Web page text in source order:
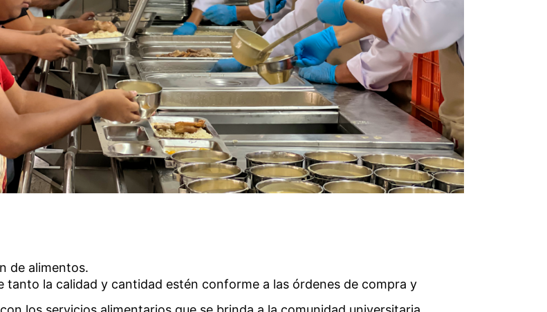
de alimentos.
tanto la calidad y cantidad estén conforme a las órdenes de compra y